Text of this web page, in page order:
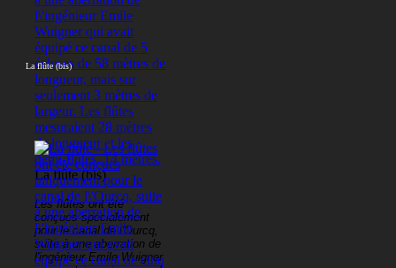
La flûte (bis)
Les flûtes ont été
conçues spécialement
pour le canal de l'Ourcq,
suite à une aberration de
l'ingénieur Emile Wuigner
La flûte (bis)